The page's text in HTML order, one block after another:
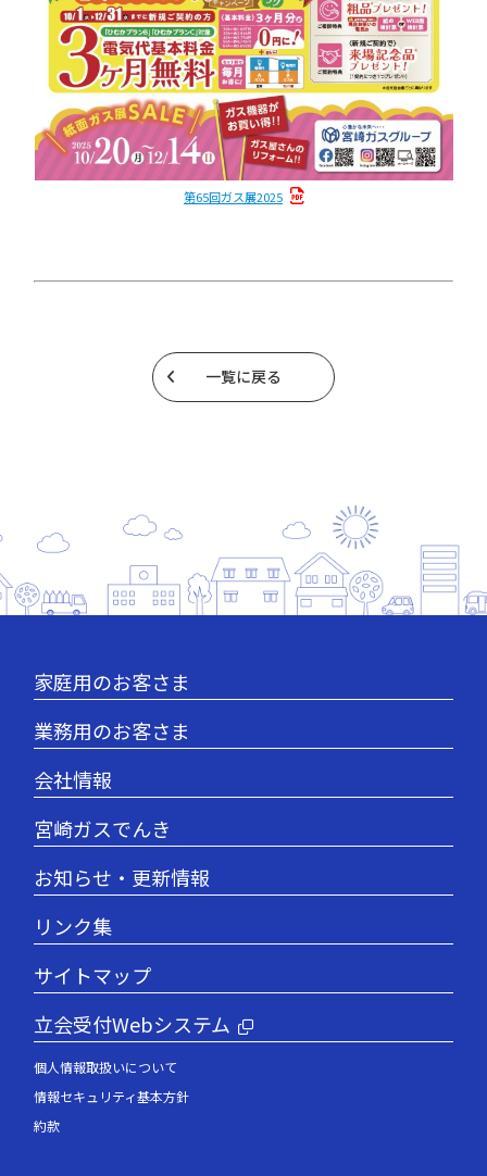
第65回ガス展2025
一覧に戻る
家庭用のお客さま
業務用のお客さま
会社情報
宮崎ガスでんき
お知らせ・更新情報
リンク集
サイトマップ
立会受付Webシステム
個人情報取扱いについて
情報セキュリティ基本方針
約款